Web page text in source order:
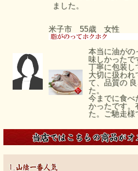
ました。
米子市 55歳 女性
本当に油がの
味しかったで
丁寧に包装し
大切に扱われ
て、品質の
た。
今までに食べ
かったです。
た。ご馳走様